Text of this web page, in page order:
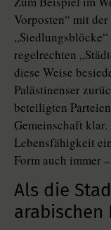
Vorposten“ mit
regelrechten
diese Weise
Palästinenser
beteiligten
Gemeinschaft
Lebensfähigkeit
Form auch immer
Als die
arabischen